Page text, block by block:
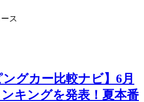
ス
ングカー比較ナビ】6月
キングを発表！夏本番